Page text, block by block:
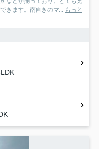
きます。南向きのマ... もっと